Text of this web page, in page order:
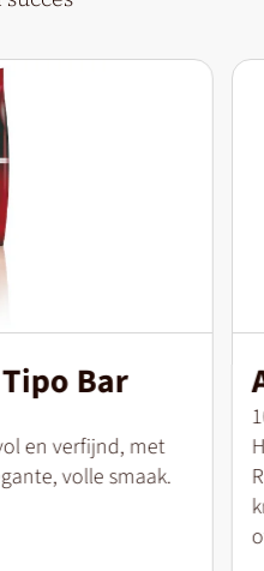
Bar
en verfijnd, met
volle smaak.